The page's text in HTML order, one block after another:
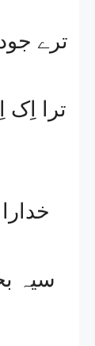
ترے
ترا
سیہ